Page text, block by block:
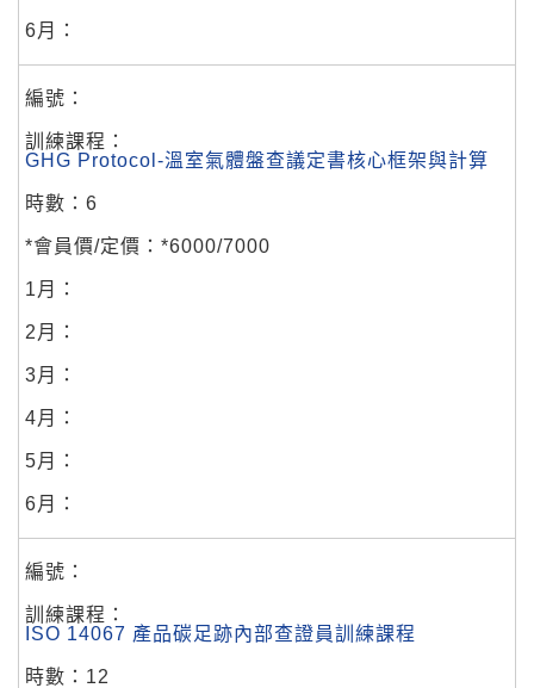
GHG Protocol-溫室氣體盤查議定書核心框架與計算
6
*6000/7000
ISO 14067 產品碳足跡內部查證員訓練課程
12